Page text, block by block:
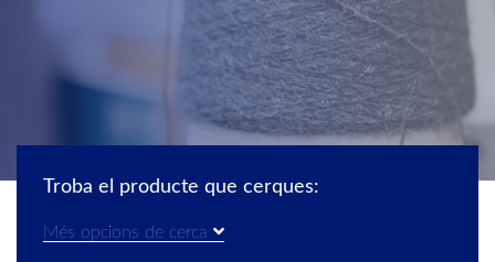
Troba el producte que cerques:
Més opcions de cerca